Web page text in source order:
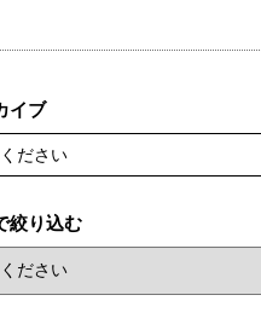
イブ
ださい
絞り込む